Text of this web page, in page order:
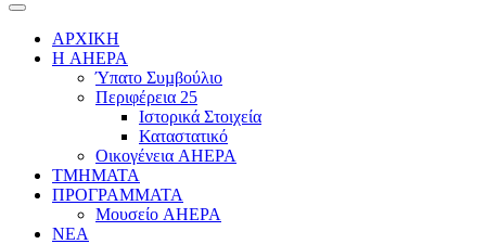
ΑΡΧΙΚΗ
Η AHEPA
Ύπατο Συµβούλιο
Περιφέρεια 25
Ιστορικά Στοιχεία
Καταστατικό
Οικογένεια AHEPA
ΤΜΗΜΑΤΑ
ΠΡΟΓΡΑΜΜΑΤΑ
Μουσείο AHEPA
ΝΕΑ